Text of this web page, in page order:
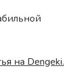
на Dengeki.